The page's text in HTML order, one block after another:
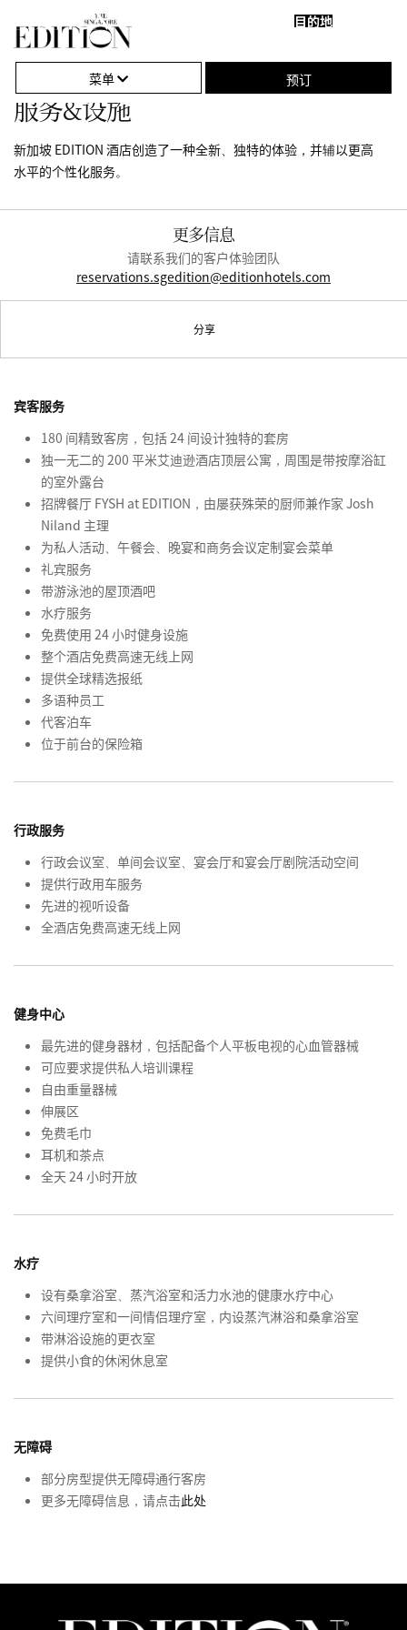
击
打
或
目的地
闭
导
菜单 预订
服务&设施
新加坡 EDITION 酒店创造了一种全新、独特的体验，并辅以更高
水平的个性化服务。
更多信息
请联系我们的客户体验团队
reservations.sgedition@editionhotels.com
分享
宾客服务
180 间精致客房，包括 24 间设计独特的套房
独一无二的 200 平米艾迪逊酒店顶层公寓，周围是带按摩浴缸
的室外露台
招牌餐厅 FYSH at EDITION，由屡获殊荣的厨师兼作家 Josh
Niland 主理
为私人活动、午餐会、晚宴和商务会议定制宴会菜单
礼宾服务
带游泳池的屋顶酒吧
水疗服务
免费使用 24 小时健身设施
整个酒店免费高速无线上网
提供全球精选报纸
多语种员工
代客泊车
位于前台的保险箱
行政服务
行政会议室、单间会议室、宴会厅和宴会厅剧院活动空间
提供行政用车服务
先进的视听设备
全酒店免费高速无线上网
健身中心
最先进的健身器材，包括配备个人平板电视的心血管器械
可应要求提供私人培训课程
自由重量器械
伸展区
免费毛巾
耳机和茶点
全天 24 小时开放
水疗
设有桑拿浴室、蒸汽浴室和活力水池的健康水疗中心
六间理疗室和一间情侣理疗室，内设蒸汽淋浴和桑拿浴室
带淋浴设施的更衣室
提供小食的休闲休息室
无障碍
部分房型提供无障碍通行客房
更多无障碍信息，请点击此处